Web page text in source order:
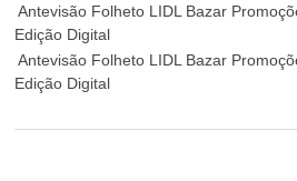
Antevisão Folheto LIDL Bazar
Edição Digital
Antevisão Folheto LIDL Bazar
Edição Digital